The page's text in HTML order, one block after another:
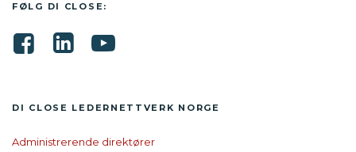
FØLG DI CLOSE:
DI CLOSE LEDER­NETTVERK NORGE
Administrerende direktører